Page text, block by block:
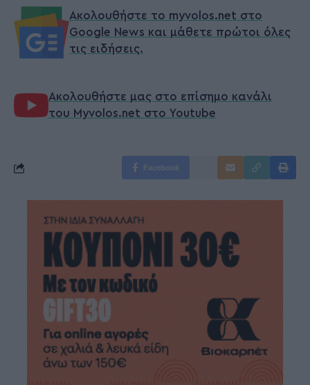
Ακολουθήστε το myvolos.net στο
Google News και μάθετε πρώτοι όλες
τις ειδήσεις.
Ακολουθήστε μας στο επίσημο κανάλι
του Myvolos.net στο Youtube
Facebook